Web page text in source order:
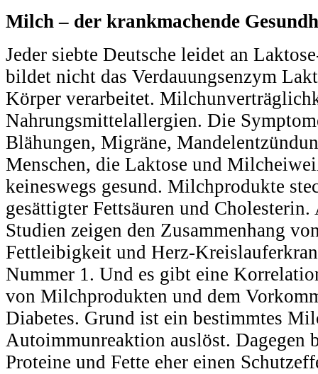
Milch – der krankmachende
Jeder siebte Deutsche leidet an
bildet nicht das Verdauungsenzym
Körper verarbeitet.
Nahrungsmittelallergien. Die
Blähungen, Migräne,
Menschen, die Laktose und
keineswegs gesund. Milchprodukte
gesättigter Fettsäuren und
Studien zeigen den Zusammenhang
Fettleibigkeit und Herz-
Nummer 1. Und es gibt eine
von Milchprodukten und dem
Diabetes. Grund ist ein bestimmtes
Autoimmunreaktion auslöst. Dagegen
Proteine und Fette eher einen